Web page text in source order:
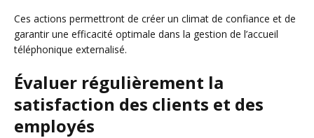
Ces actions permettront de créer un climat de confiance et de
garantir une efficacité optimale dans la gestion de l’accueil
téléphonique externalisé.
Évaluer régulièrement la
satisfaction des clients et des
employés